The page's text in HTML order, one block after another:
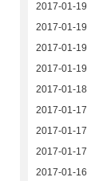
2017-01-19
2017-01-19
2017-01-19
2017-01-19
2017-01-18
2017-01-17
2017-01-17
2017-01-17
2017-01-16